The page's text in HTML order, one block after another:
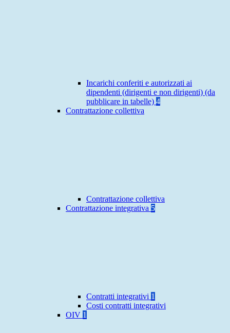
Incarichi conferiti e autorizzati ai
dipendenti (dirigenti e non dirigenti) (da
pubblicare in tabelle) 4
Contrattazione collettiva
Contrattazione collettiva
Contrattazione integrativa 5
Contratti integrativi 1
Costi contratti integrativi
OIV 1